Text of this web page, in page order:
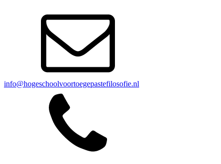
info@hogeschoolvoortoegepastefilosofie.nl